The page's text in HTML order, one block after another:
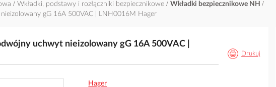
Wkładki, podstawy i rozłączniki bezpiecznikowe
Wkładki bezpiecznikowe NH
gG 16A 500VAC | LNH0016M Hager
uchwyt nieizolowany gG 16A 500VAC |
Drukuj
Hager